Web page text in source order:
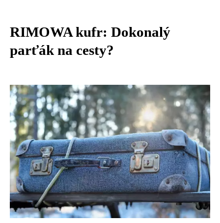
RIMOWA kufr: Dokonalý
parťák na cesty?